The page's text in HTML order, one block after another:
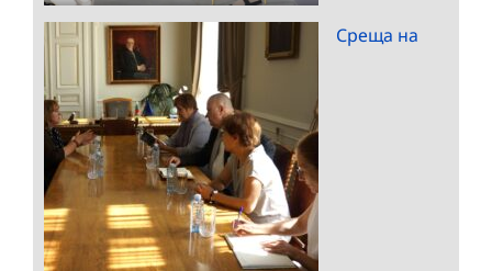
Среща на